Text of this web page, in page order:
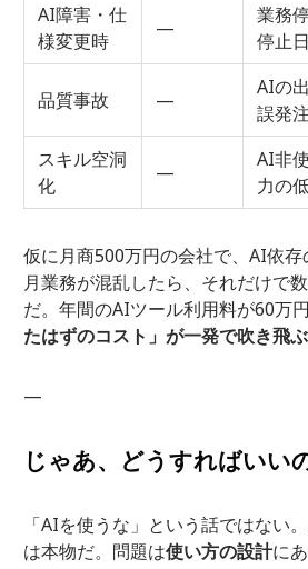
AI障害・仕
様変更時
—
業務
停止
品質事故 —
AIの
誤発
スキル空洞
化
—
AI非
力の
仮に月商500万円の会社で、AI依
月業務が混乱したら、それだけで
だ。年間のAIツール利用料が60万円
たはずのコスト」が一発で吹き飛ぶ
—
じゃあ、どうすればいい
「AIを使うな」という話ではない
は本物だ。問題は使い方の設計にあ